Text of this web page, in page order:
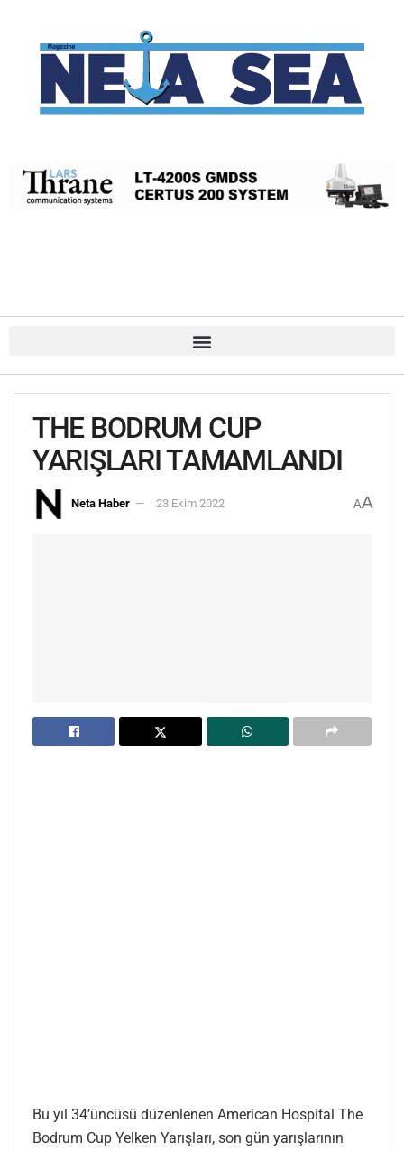
THE BODRUM CUP
YARIŞLARI TAMAMLANDI
Neta Haber 23 Ekim 2022 AA
Bu yıl 34’üncüsü düzenlenen American Hospital The
Bodrum Cup Yelken Yarışları, son gün yarışlarının